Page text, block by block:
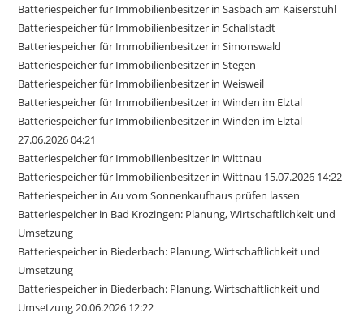
Batteriespeicher für Immobilienbesitzer in Sasbach am Kaiserstuhl
Batteriespeicher für Immobilienbesitzer in Schallstadt
Batteriespeicher für Immobilienbesitzer in Simonswald
Batteriespeicher für Immobilienbesitzer in Stegen
Batteriespeicher für Immobilienbesitzer in Weisweil
Batteriespeicher für Immobilienbesitzer in Winden im Elztal
Batteriespeicher für Immobilienbesitzer in Winden im Elztal
27.06.2026 04:21
Batteriespeicher für Immobilienbesitzer in Wittnau
Batteriespeicher für Immobilienbesitzer in Wittnau 15.07.2026 14:22
Batteriespeicher in Au vom Sonnenkaufhaus prüfen lassen
Batteriespeicher in Bad Krozingen: Planung, Wirtschaftlichkeit und
Umsetzung
Batteriespeicher in Biederbach: Planung, Wirtschaftlichkeit und
Umsetzung
Batteriespeicher in Biederbach: Planung, Wirtschaftlichkeit und
Umsetzung 20.06.2026 12:22